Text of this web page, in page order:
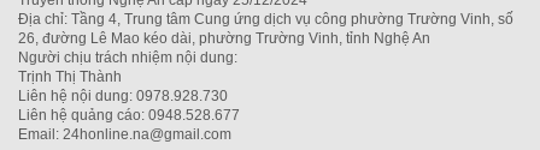
Địa chỉ: Tầng 4, Trung tâm Cung ứng dịch vụ công phường Trường Vinh, số
26, đường Lê Mao kéo dài, phường Trường Vinh, tỉnh Nghệ An
Người chịu trách nhiệm nội dung:
Trịnh Thị Thành
Liên hệ nội dung: 0978.928.730
Liên hệ quảng cáo: 0948.528.677
Email: 24honline.na@gmail.com